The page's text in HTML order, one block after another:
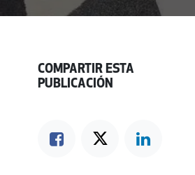
COMPARTIR ESTA
PUBLICACIÓN